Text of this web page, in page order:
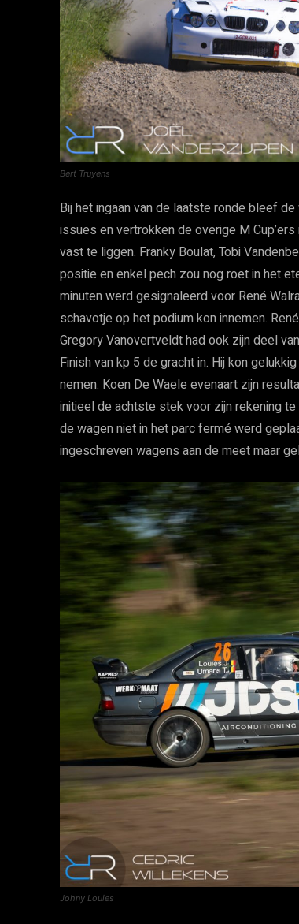
Bert Truyens
Bij het ingaan van de laatste ronde bleef
issues en vertrokken de overige M
vast te liggen. Franky Boulat, Tobi
positie en enkel pech zou nog roet in het
minuten werd gesignaleerd voor René
schavotje op het podium kon innemen.
Gregory Vanovertveldt had ook zijn deel
Finish van kp 5 de gracht in. Hij kon
nemen. Koen De Waele evenaart zijn
initieel de achtste stek voor zijn rekening
de wagen niet in het parc fermé werd
ingeschreven wagens aan de meet maar
Johny Louies